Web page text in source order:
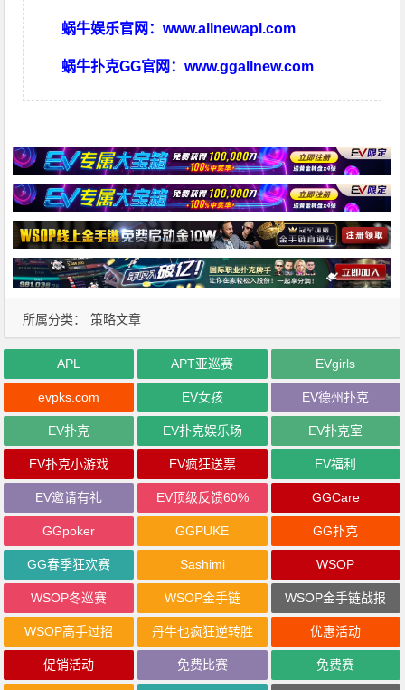
蜗牛娱乐官网：www.allnewapl.com
蜗牛扑克GG官网：www.ggallnew.com
所属分类： 策略文章
APL APT亚巡赛 EVgirls
evpks.com EV女孩 EV德州扑克
EV扑克 EV扑克娱乐场 EV扑克室
EV扑克小游戏 EV疯狂送票 EV福利
EV邀请有礼 EV顶级反馈60% GGCare
GGpoker GGPUKE GG扑克
GG春季狂欢赛 Sashimi WSOP
WSOP冬巡赛 WSOP金手链 WSOP金手链战报
WSOP高手过招 丹牛也疯狂逆转胜 优惠活动
促销活动 免费比赛 免费赛